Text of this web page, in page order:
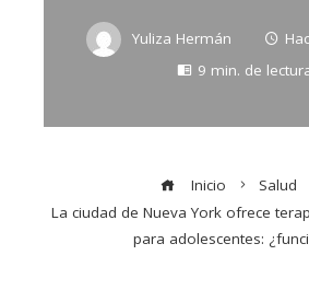
Yuliza Hermán
9 min. de
Inicio
Salud
La ciudad de Nueva York ofrece
para adolescentes: